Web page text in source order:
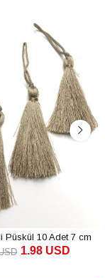
Püskül 10 Adet 7 cm
1.98 USD